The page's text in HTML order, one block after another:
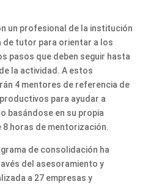
un profesional de la institución
de tutor para orientar a los
pasos que deben seguir hasta
la actividad. A estos
4 mentores de referencia de
para ayudar a
basándose en su propia
8 horas de mentorización.
de consolidación ha
del asesoramiento y
a 27 empresas y